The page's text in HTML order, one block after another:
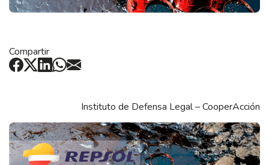
Compartir
Instituto de Defensa Legal – CooperAcción